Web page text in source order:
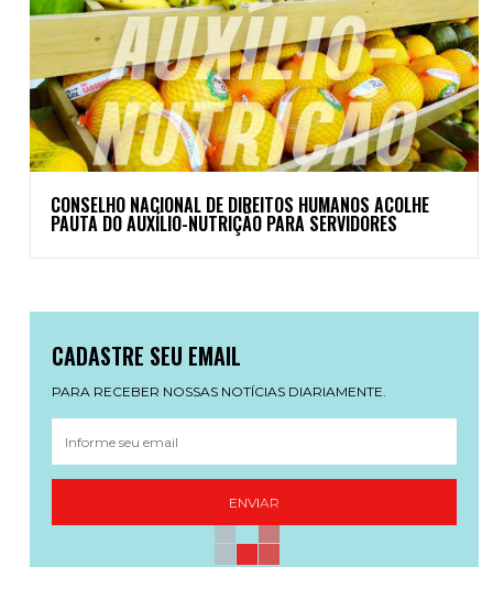
CONSELHO NACIONAL DE DIREITOS HUMANOS ACOLHE
PAUTA DO AUXÍLIO-NUTRIÇÃO PARA SERVIDORES
CADASTRE SEU EMAIL
PARA RECEBER NOSSAS NOTÍCIAS DIARIAMENTE.
ENVIAR